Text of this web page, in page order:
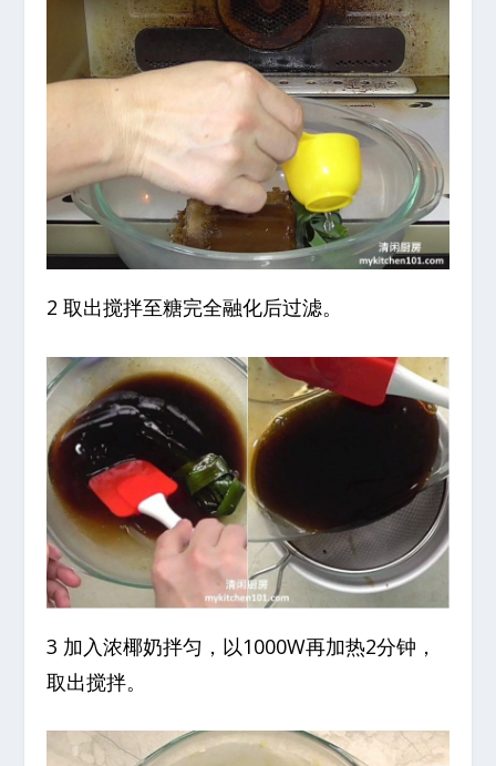
2 取出搅拌至糖完全融化后过滤。
3 加入浓椰奶拌匀，以1000W再加热2分钟，
取出搅拌。